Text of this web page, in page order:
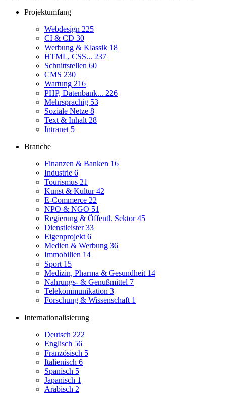
Projektumfang
Webdesign 225
CI & CD 30
Werbung & Klassik 18
HTML, CSS... 237
Schnittstellen 60
CMS 230
Wartung 216
PHP, Datenbank... 226
Mehrsprachig 53
Soziale Netze 8
Text & Inhalt 28
Intranet 5
Branche
Finanzen & Banken 16
Industrie 6
Tourismus 21
Kunst & Kultur42
E-Commerce 22
NPO & NGO 51
Regierung & Öffentl. Sektor45
Dienstleister33
Eigenprojekt 6
Medien & Werbung 36
Immobilien 14
Sport 15
Medizin, Pharma & Gesundheit 14
Nahrungs- & Genußmittel 7
Telekommunikation 3
Forschung & Wissenschaft 1
Internationalisierung
Deutsch 222
Englisch 56
Französisch 5
Italienisch 6
Spanisch 5
Japanisch 1
Arabisch 2